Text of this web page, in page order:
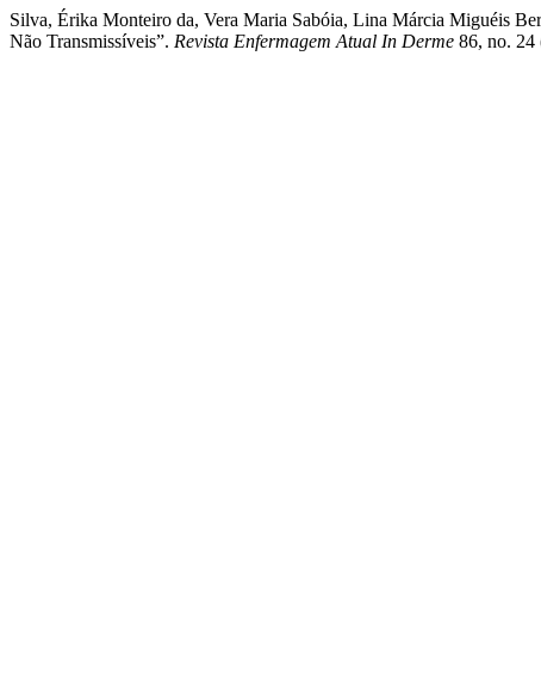
Silva, Érika Monteiro da, Vera Maria Sabóia, Lina Márcia Miguéis
Não Transmissíveis”. Revista Enfermagem Atual In Derme 86, no. 24